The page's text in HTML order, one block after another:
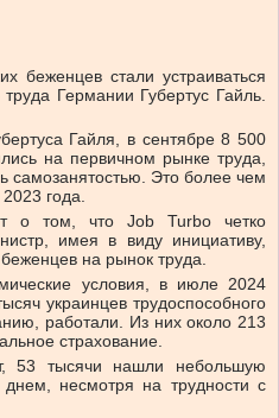
беженцев стали устраиваться
Германии Губертус Гайль.
Гайля, в сентябре 8 500
на первичном рынке труда,
самозанятостью. Это более чем
года.
о том, что Job Turbo четко
имея в виду инициативу,
на рынок труда.
условия, в июле 2024
украинцев трудоспособного
работали. Из них около 213
страхование.
53 тысячи нашли небольшую
несмотря на трудности с